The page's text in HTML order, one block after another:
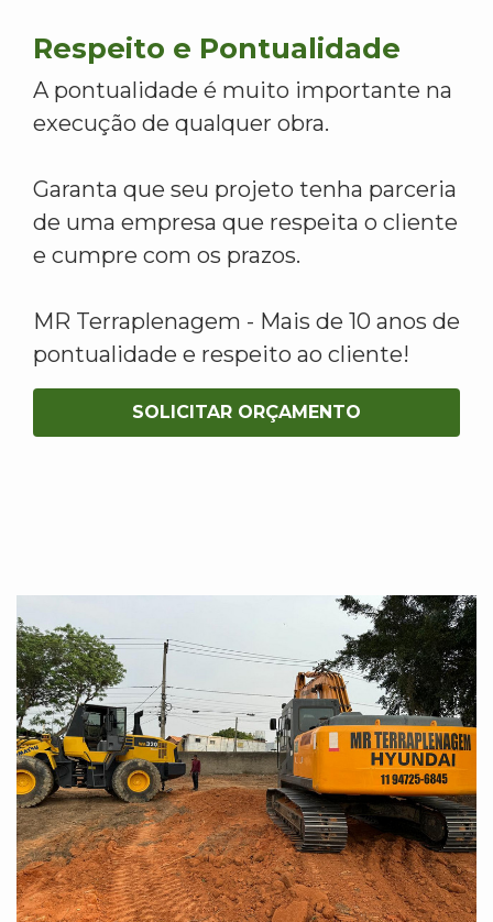
Respeito e Pontualidade
A pontualidade é muito importante na
execução de qualquer obra.
Garanta que seu projeto tenha parceria
de uma empresa que respeita o cliente
e cumpre com os prazos.
MR Terraplenagem - Mais de 10 anos de
pontualidade e respeito ao cliente!
SOLICITAR ORÇAMENTO